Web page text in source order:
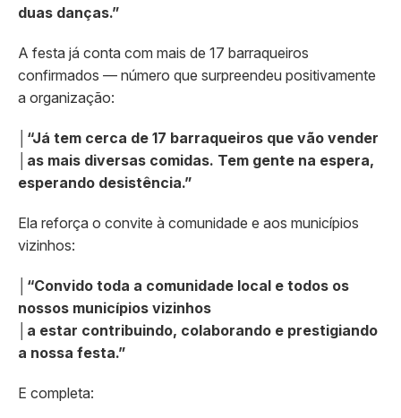
duas danças.”
A festa já conta com mais de 17 barraqueiros
confirmados — número que surpreendeu positivamente
a organização:
“Já tem cerca de 17 barraqueiros que vão vender
as mais diversas comidas. Tem gente na espera,
esperando desistência.”
Ela reforça o convite à comunidade e aos municípios
vizinhos:
“Convido toda a comunidade local e todos os
nossos municípios vizinhos
a estar contribuindo, colaborando e prestigiando
a nossa festa.”
E completa: